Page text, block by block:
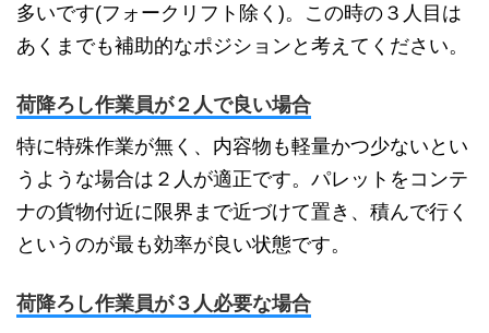
多いです(フォークリフト除く)。この時の３人目は
あくまでも補助的なポジションと考えてください。
荷降ろし作業員が２人で良い場合
特に特殊作業が無く、内容物も軽量かつ少ないとい
うような場合は２人が適正です。パレットをコンテ
ナの貨物付近に限界まで近づけて置き、積んで行く
というのが最も効率が良い状態です。
荷降ろし作業員が３人必要な場合